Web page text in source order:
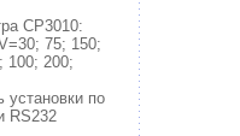
СР3010:
75; 150;
100; 200;
по
RS232